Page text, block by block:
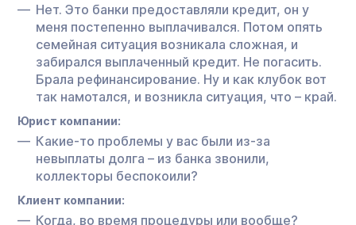
Нет. Это банки предоставляли кредит, он у
меня постепенно выплачивался. Потом опять
семейная ситуация возникала сложная, и
забирался выплаченный кредит. Не погасить.
Брала рефинансирование. Ну и как клубок вот
так намотался, и возникла ситуация, что – край.
Юрист компании:
Какие-то проблемы у вас были из-за
невыплаты долга – из банка звонили,
коллекторы беспокоили?
Клиент компании:
Когда, во время процедуры или вообще?